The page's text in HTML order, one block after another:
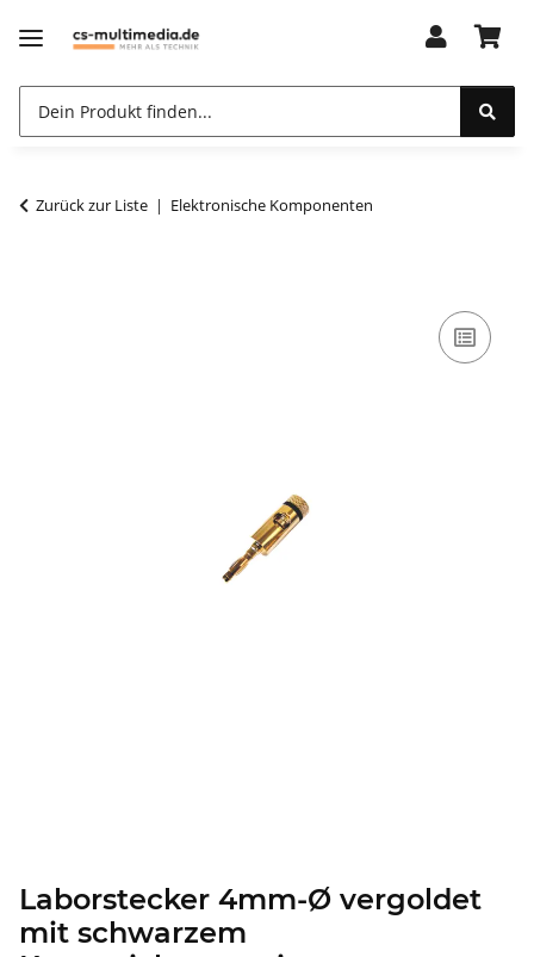
Zurück zur Liste Elektronische Komponenten
Laborstecker 4mm-Ø vergoldet
mit schwarzem